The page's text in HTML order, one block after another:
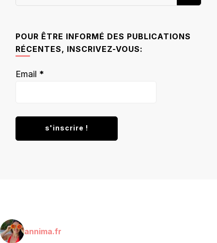
POUR ÊTRE INFORMÉ DES PUBLICATIONS
RÉCENTES, INSCRIVEZ-VOUS:
Email *
annima.fr